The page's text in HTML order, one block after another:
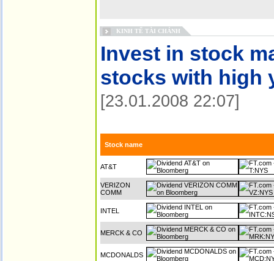
KINH TẾ TÀI CHÁNH
Invest in stock
stocks with high
[23.01.2008 22:07]
Stock name
AT&T
VERIZON
COMM
INTEL
MERCK & CO
MCDONALDS